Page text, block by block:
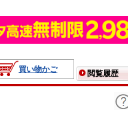
買い物かご
閲覧履歴